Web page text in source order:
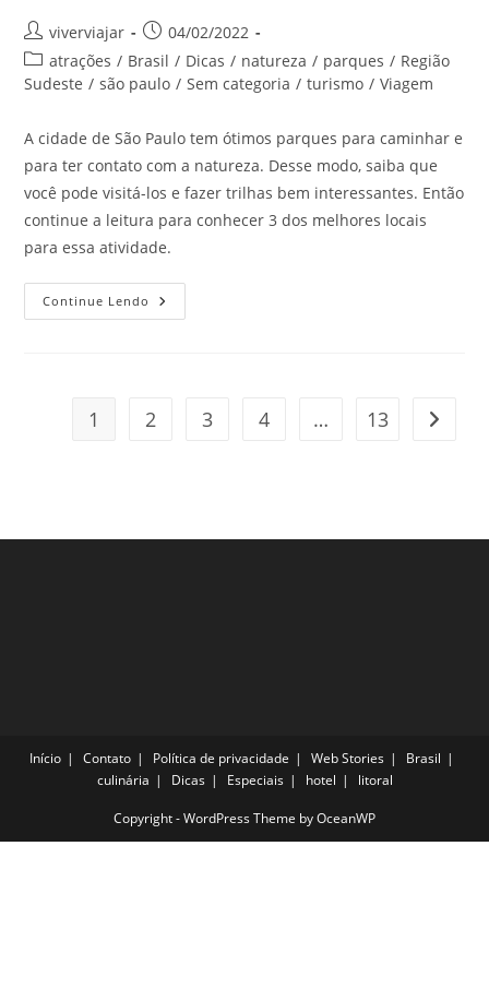
Autor
do
post:
viverviajar
Post
publicado:
04/02/2022
Categoria
do
atrações / Brasil / Dicas / natureza / parques / Região
Sudeste / são paulo / Sem categoria / turismo / Viagem
A cidade de São Paulo tem ótimos parques para caminhar e
para ter contato com a natureza. Desse modo, saiba que
você pode visitá-los e fazer trilhas bem interessantes. Então
continue a leitura para conhecer 3 dos melhores locais
para essa atividade.
Continue Lendo Melhores
Parques
1 2 3 4 … 13 Ir para
Início Contato Política de privacidade Web Stories
Brasil
culinária
Dicas Especiais hotel litoral
Copyright - WordPress Theme by OceanWP